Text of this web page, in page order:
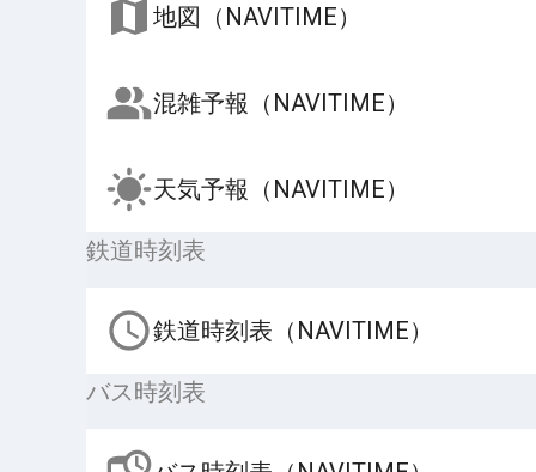
地図（NAVITIME）
混雑予報（NAVITIME）
天気予報（NAVITIME）
鉄道時刻表
鉄道時刻表（NAVITIME）
バス時刻表